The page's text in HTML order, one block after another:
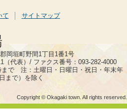
て サイトマップ
岡垣町野間1丁目1番1号
（代表）/ ファクス番号：093-282-4000
まで 注：土曜日・日曜日・祝日・年末年
まで）を除く
Copyright © Okagaki town. All rights reserved.